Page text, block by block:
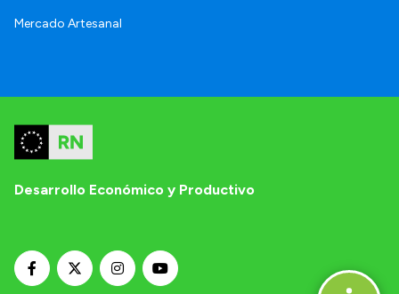
Mercado Artesanal
Desarrollo Económico y Productivo